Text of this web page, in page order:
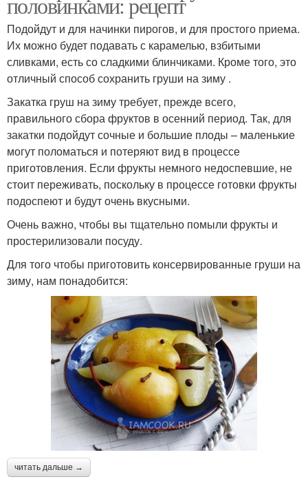
Подойдут и для начинки пирогов, и для простого приема.
Их можно будет подавать с карамелью, взбитыми
сливками, есть со сладкими блинчиками. Кроме того, это
отличный способ сохранить груши на зиму .
Закатка груш на зиму требует, прежде всего,
правильного сбора фруктов в осенний период. Так, для
закатки подойдут сочные и большие плоды – маленькие
могут поломаться и потеряют вид в процессе
приготовления. Если фрукты немного недоспевшие, не
стоит переживать, поскольку в процессе готовки фрукты
подоспеют и будут очень вкусными.
Очень важно, чтобы вы тщательно помыли фрукты и
простерилизовали посуду.
Для того чтобы приготовить консервированные груши на
зиму, нам понадобится:
читать дальше →